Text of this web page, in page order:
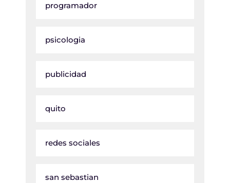
programador
psicologia
publicidad
quito
redes sociales
san sebastian